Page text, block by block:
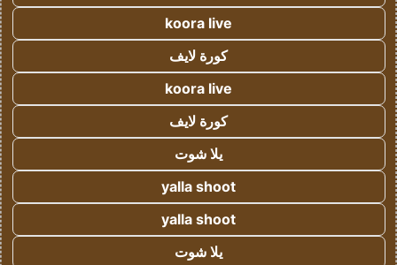
koora live
كورة لايف
koora live
كورة لايف
يلا شوت
yalla shoot
yalla shoot
يلا شوت